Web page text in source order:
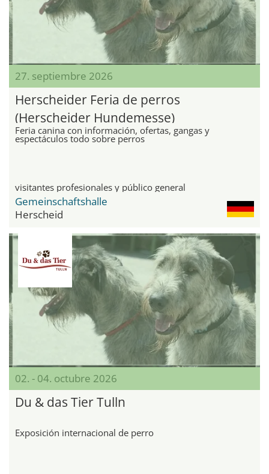
27. septiembre 2026
Herscheider Feria de perros
(Herscheider Hundemesse)
Feria canina con información, ofertas, gangas y
espectáculos todo sobre perros
visitantes profesionales y público general
Gemeinschaftshalle
Herscheid
02. - 04. octubre 2026
Du & das Tier Tulln
Exposición internacional de perro